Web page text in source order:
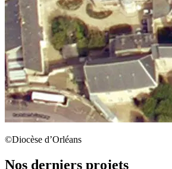
©Diocèse d’Orléans
Nos derniers projets